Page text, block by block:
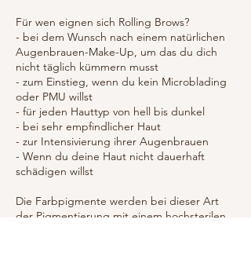
Für wen eignen sich Rolling Brows?
- bei dem Wunsch nach einem natürlichen
Augenbrauen-Make-Up, um das du dich
nicht täglich kümmern musst
- zum Einstieg, wenn du kein Microblading
oder PMU willst
- für jeden Hauttyp von hell bis dunkel
- bei sehr empfindlicher Haut
- zur Intensivierung ihrer Augenbrauen
- Wenn du deine Haut nicht dauerhaft
schädigen willst
Die Farbpigmente werden bei dieser Art
der Pigmentierung mit einem hochsterilen